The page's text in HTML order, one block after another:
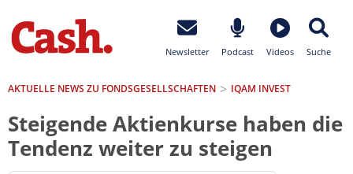
Newsletter Podcast Videos Suche
AKTUELLE NEWS ZU FONDSGESELLSCHAFTEN IQAM INVEST
Steigende Aktienkurse haben die
Tendenz weiter zu steigen